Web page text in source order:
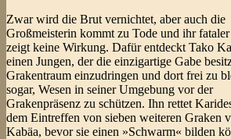
Zwar wird die Brut vernichtet, aber auch die
Großmeisterin kommt zu Tode und ihr
zeigt keine Wirkung. Dafür entdeckt Tako
einen Jungen, der die einzigartige Gabe
Grakentraum einzudringen und dort frei zu
sogar, Wesen in seiner Umgebung vor der
Grakenpräsenz zu schützen. Ihn rettet
dem Eintreffen von sieben weiteren Graken
Kabäa, bevor sie einen »Schwarm« bilden